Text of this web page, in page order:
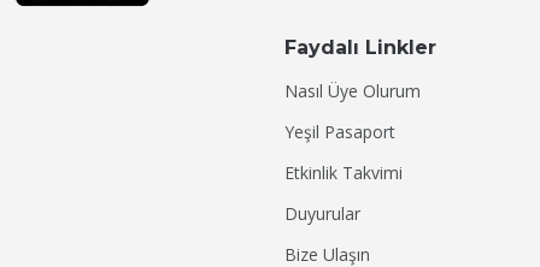
Faydalı Linkler
Nasıl Üye Olurum
Yeşil Pasaport
Etkinlik Takvimi
Duyurular
Bize Ulaşın